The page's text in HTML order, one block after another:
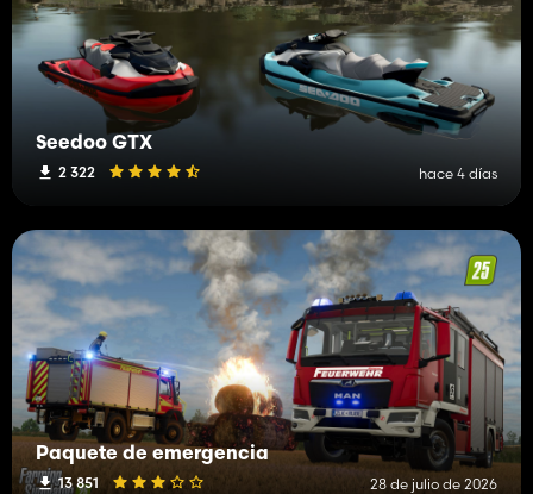
Seedoo GTX
2 322 hace 4 días
Paquete de emergencia
13 851 28 de julio de 2026